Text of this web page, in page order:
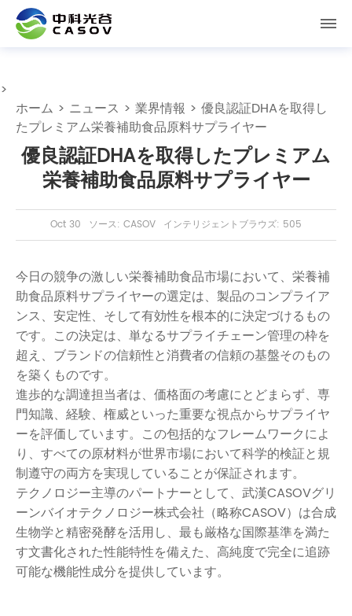
>
ホーム > ニュース > 業界情報 > 優良認証DHAを取得し
たプレミアム栄養補助食品原料サプライヤー
優良認証DHAを取得したプレミアム
栄養補助食品原料サプライヤー
Oct 30 ソース: CASOV インテリジェントブラウズ: 505
今日の競争の激しい栄養補助食品市場において、栄養補
助食品原料サプライヤーの選定は、製品のコンプライア
ンス、安定性、そして有効性を根本的に決定づけるもの
です。この決定は、単なるサプライチェーン管理の枠を
超え、ブランドの信頼性と消費者の信頼の基盤そのもの
を築くものです。
進歩的な調達担当者は、価格面の考慮にとどまらず、専
門知識、経験、権威といった重要な視点からサプライヤ
ーを評価しています。この包括的なフレームワークによ
り、すべての原材料が世界市場において科学的検証と規
制遵守の両方を実現していることが保証されます。
テクノロジー主導のパートナーとして、武漢CASOVグリ
ーンバイオテクノロジー株式会社（略称CASOV）は合成
生物学と精密発酵を活用し、最も厳格な国際基準を満た
す文書化された性能特性を備えた、高純度で完全に追跡
可能な機能性成分を提供しています。